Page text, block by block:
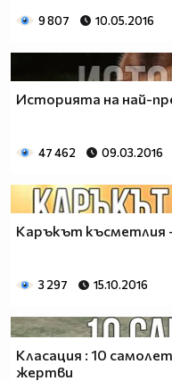
9 807 10.05.2016
Историята на най-
47 462 09.03.2016
Каръкът късметлия
3 297 15.10.2016
Класация : 10
жертви